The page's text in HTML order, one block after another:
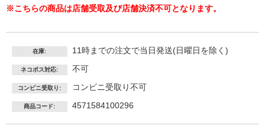
※こちらの商品は店舗受取及び店舗決済不可となります。
在庫: 11時までの注文で当日発送(日曜日を除く)
ネコポス対応: 不可
コンビニ受取り: コンビニ受取り不可
商品コード: 4571584100296